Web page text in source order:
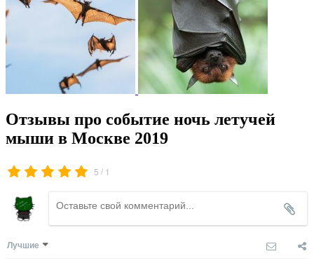
Отзывы про событие ночь летучей
мыши в Москве 2019
5 / 1
Лучшие